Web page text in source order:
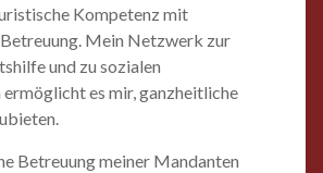
Kompetenz mit
Mein Netzwerk zur
und zu sozialen
ermöglicht es mir, ganzheitliche
Betreuung meiner Mandanten